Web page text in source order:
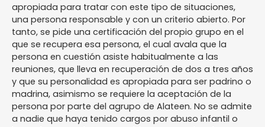
apropiada para tratar con este tipo de situaciones,
una persona responsable y con un criterio abierto. Por
tanto, se pide una certificación del propio grupo en el
que se recupera esa persona, el cual avala que la
persona en cuestión asiste habitualmente a las
reuniones, que lleva en recuperación de dos a tres años
y que su personalidad es apropiada para ser padrino o
madrina, asimismo se requiere la aceptación de la
persona por parte del agrupo de Alateen. No se admite
a nadie que haya tenido cargos por abuso infantil o